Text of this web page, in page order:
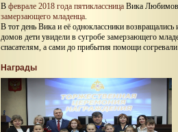
В феврале 2018 года пятиклассница Вика
замерзающего младенца
В тот день Вика и её одноклассники
домов дети увидели в сугробе замерзающего
спасателям, а сами до прибытия помощи
Награды